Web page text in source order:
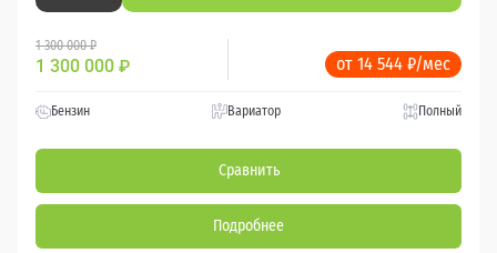
1 300 000 ₽
1 300 000 ₽ от 14 544 ₽/мес
Бензин Вариатор Полный
Сравнить
Подробнее